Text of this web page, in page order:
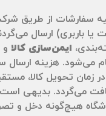
سفارشات از طریق
یا باربری) ارسال
ایمن‌سازی کالا
می‌شود. هزینه ارسال
زمان تحویل کالا،
می‌گردد. بدیهی است
هیچ‌گونه دخل و